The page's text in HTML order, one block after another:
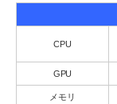
CPU
GPU
メモリ